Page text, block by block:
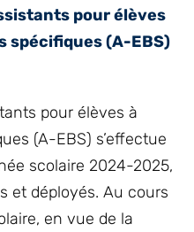
pour élèves
spécifiques (A-EBS)
pour élèves à
(A-EBS) s’effectue
scolaire 2024-2025,
et déployés. Au cours
en vue de la